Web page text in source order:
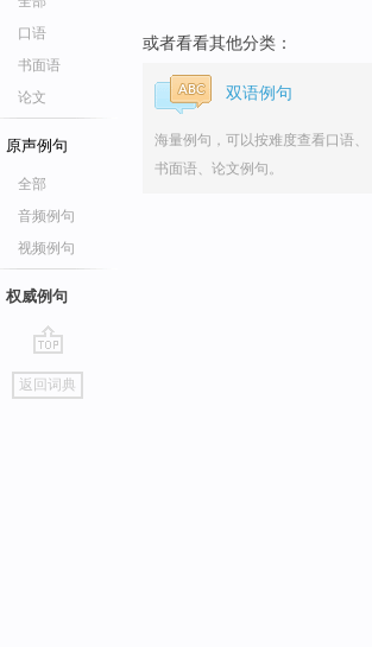
口语
书面语
论文
原声例句
全部
音频例句
视频例句
权威例句
go
top
返回词典
或者看看其他分类：
双语例句
海量例句，可以按难度查看口语、
书面语、论文例句。